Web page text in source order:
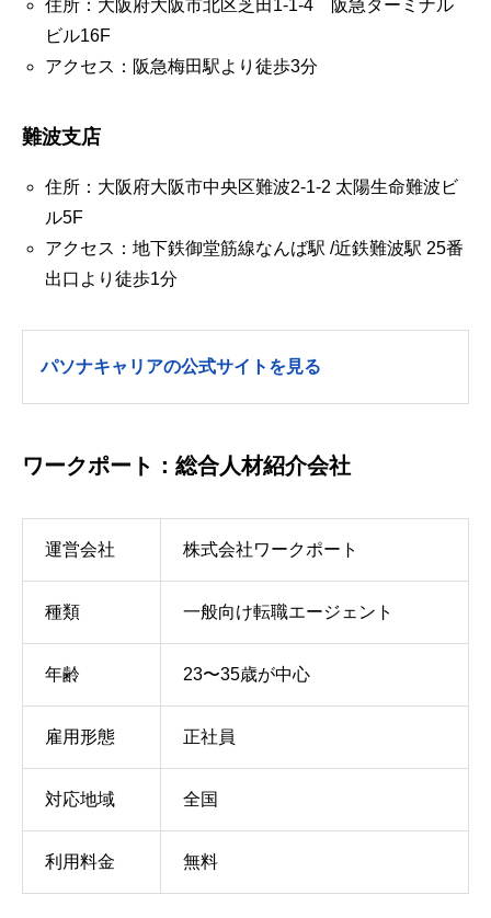
住所：大阪府大阪市北区芝田1-1-4 阪急ターミナル
ビル16F
アクセス：阪急梅田駅より徒歩3分
難波支店
住所：大阪府大阪市中央区難波2-1-2 太陽生命難波ビ
ル5F
アクセス：地下鉄御堂筋線なんば駅 /近鉄難波駅 25番
出口より徒歩1分
パソナキャリアの公式サイトを見る
ワークポート：総合人材紹介会社
運営会社 株式会社ワークポート
種類 一般向け転職エージェント
年齢 23〜35歳が中心
雇用形態 正社員
対応地域 全国
利用料金 無料